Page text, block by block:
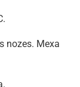
nozes. Mexa